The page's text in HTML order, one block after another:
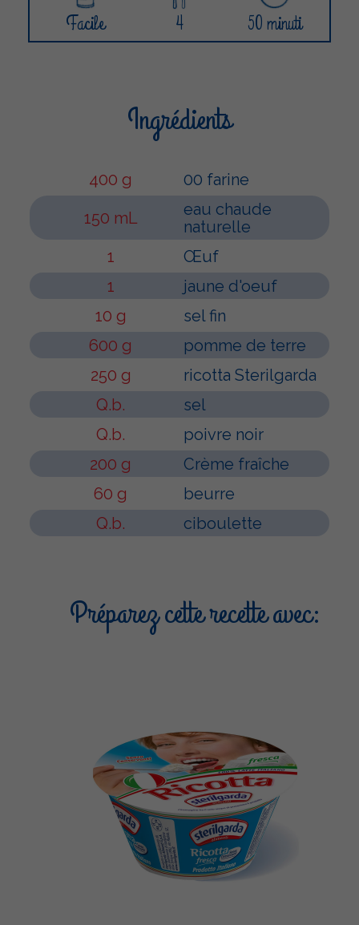
Facile 4 50 minuti
Ingrédients
400 g
00 farine
150 mL
eau chaude
naturelle
1
Œuf
1
jaune d'oeuf
10 g
sel fin
600 g
pomme de terre
250 g
ricotta Sterilgarda
Q.b.
sel
Q.b.
poivre noir
200 g
Crème fraîche
60 g
beurre
Q.b.
ciboulette
Préparez cette recette avec: